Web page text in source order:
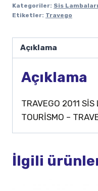
Kategoriler: Sis Lambaları
Etiketler: Travego
Açıklama
Açıklama
TRAVEGO 2011
TOURİSMO –
İlgili